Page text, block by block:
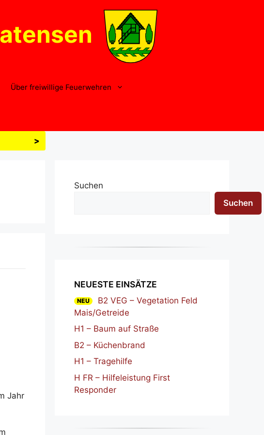
Über freiwillige Feuerwehren
>
Jahr
Suchen
Suchen
NEUESTE EINSÄTZE
NEU
B2 VEG – Vegetation Feld
Mais/Getreide
H1 – Baum auf Straße
B2 – Küchenbrand
H1 – Tragehilfe
H FR – Hilfeleistung First
Responder